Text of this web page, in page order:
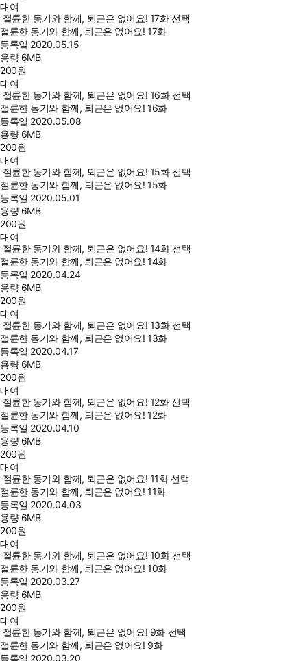
대여
절륜한 동기와 함께, 퇴근은 없어요! 17화 선택
절륜한 동기와 함께, 퇴근은 없어요! 17화
등록일 2020.05.15
용량 6MB
200원
대여
절륜한 동기와 함께, 퇴근은 없어요! 16화 선택
절륜한 동기와 함께, 퇴근은 없어요! 16화
등록일 2020.05.08
용량 6MB
200원
대여
절륜한 동기와 함께, 퇴근은 없어요! 15화 선택
절륜한 동기와 함께, 퇴근은 없어요! 15화
등록일 2020.05.01
용량 6MB
200원
대여
절륜한 동기와 함께, 퇴근은 없어요! 14화 선택
절륜한 동기와 함께, 퇴근은 없어요! 14화
등록일 2020.04.24
용량 6MB
200원
대여
절륜한 동기와 함께, 퇴근은 없어요! 13화 선택
절륜한 동기와 함께, 퇴근은 없어요! 13화
등록일 2020.04.17
용량 6MB
200원
대여
절륜한 동기와 함께, 퇴근은 없어요! 12화 선택
절륜한 동기와 함께, 퇴근은 없어요! 12화
등록일 2020.04.10
용량 6MB
200원
대여
절륜한 동기와 함께, 퇴근은 없어요! 11화 선택
절륜한 동기와 함께, 퇴근은 없어요! 11화
등록일 2020.04.03
용량 6MB
200원
대여
절륜한 동기와 함께, 퇴근은 없어요! 10화 선택
절륜한 동기와 함께, 퇴근은 없어요! 10화
등록일 2020.03.27
용량 6MB
200원
대여
절륜한 동기와 함께, 퇴근은 없어요! 9화 선택
절륜한 동기와 함께, 퇴근은 없어요! 9화
등록일 2020.03.20